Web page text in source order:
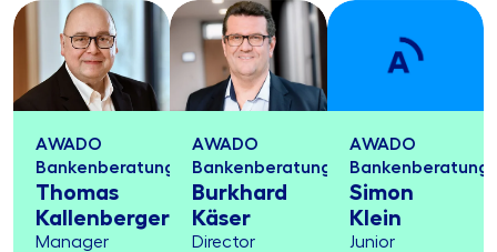
AWADO
Bankenberatung
Thomas
Kallenberger
Manager
AWADO
Bankenberatung
Burkhard
Käser
Director
AWADO
Bankenberatung
Simon
Klein
Junior